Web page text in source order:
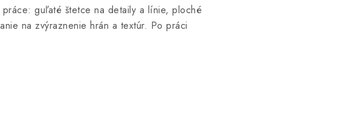
guľaté štetce na detaily a línie, ploché
na zvýraznenie hrán a textúr. Po práci